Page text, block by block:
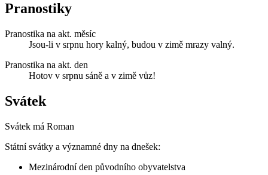
Pranostiky
Pranostika na akt. měsíc
Jsou-li v srpnu hory kalný, budou v zimě mrazy valný.
Pranostika na akt. den
Hotov v srpnu sáně a v zimě vůz!
Svátek
Svátek má Roman
Státní svátky a významné dny na dnešek:
Mezinárodní den původního obyvatelstva